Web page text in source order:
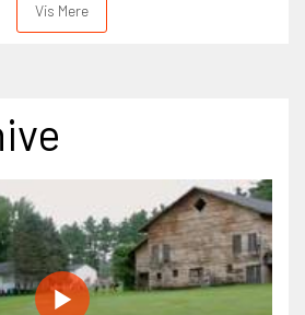
Vis Mere